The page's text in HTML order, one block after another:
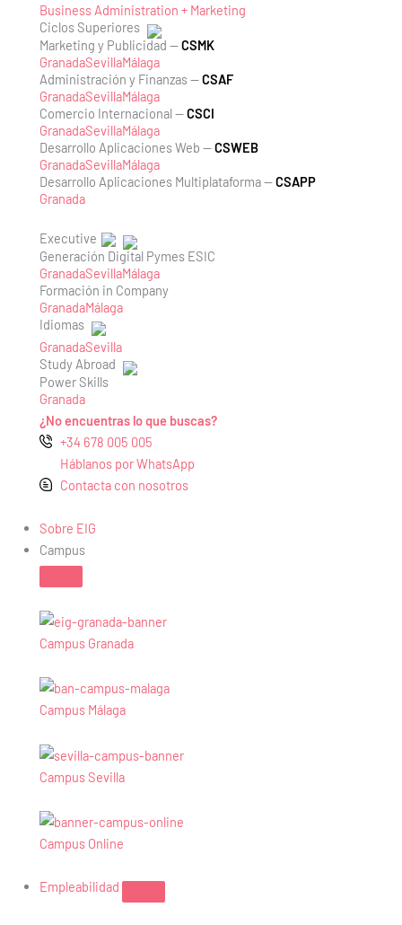
Business Administration + Marketing
Ciclos Superiores
Marketing y Publicidad —CSMK
GranadaSevillaMálaga
Administración y Finanzas —CSAF
GranadaSevillaMálaga
Comercio Internacional —CSCI
GranadaSevillaMálaga
Desarrollo Aplicaciones Web —CSWEB
GranadaSevillaMálaga
Desarrollo Aplicaciones Multiplataforma —CSAPP
Granada
Executive
Generación Digital Pymes ESIC
GranadaSevillaMálaga
Formación in Company
GranadaMálaga
Idiomas
GranadaSevilla
Study Abroad
Power Skills
Granada
¿No encuentras lo que buscas?
+34 678 005 005
Háblanos por WhatsApp
Contacta con nosotros
Sobre EIG
Campus
Campus Granada
Campus Málaga
Campus Sevilla
Campus Online
Empleabilidad